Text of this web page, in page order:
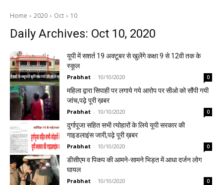
Home 2020 Oct 10
Daily Archives: Oct 10, 2020
यूपी में सशर्त 19 अक्टूबर से खुलेंगे कक्षा 9 से 12वी तक के
स्कूल
Prabhat - 10/10/2020 0
महिला द्वारा सिपाही पर लगाये गये आरोप पर सीओ को सौंपी गयी
जांच,पढ़े पूरी ख़बर
Prabhat - 10/10/2020 0
दुर्गापूजा सहित सभी त्योहारों के लिये यूपी सरकार की
गाइडलाइंस जारी,पढ़े पूरी ख़बर
Prabhat - 10/10/2020 0
डीसीएम व पिकप की आमने-सामने भिड़त में आधा दर्जन लोग
घायल
Prabhat - 10/10/2020 0